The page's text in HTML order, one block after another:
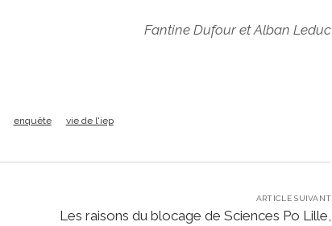
Fantine Dufour et Alban Leduc
enquête vie de l'iep
ARTICLE SUIVANT
Les raisons du blocage de Sciences Po Lille,